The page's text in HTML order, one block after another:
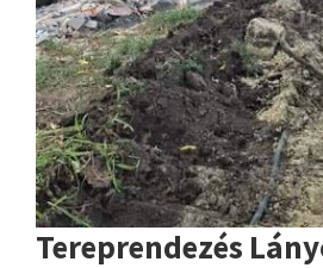
Tereprendezés